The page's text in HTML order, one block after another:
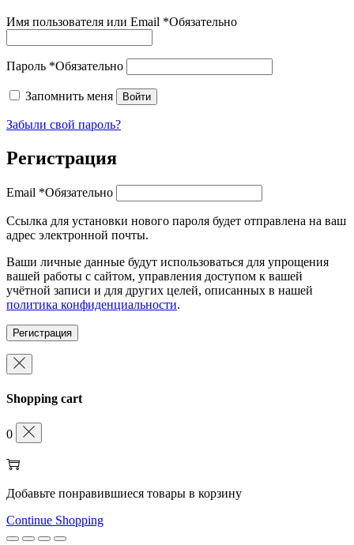
Имя пользователя или Email *Обязательно
Пароль *Обязательно
Запомнить меня Войти
Забыли свой пароль?
Регистрация
Email *Обязательно
Ссылка для установки нового пароля будет отправлена ​​на ваш
адрес электронной почты.
Ваши личные данные будут использоваться для упрощения
вашей работы с сайтом, управления доступом к вашей
учётной записи и для других целей, описанных в нашей
политика конфиденциальности.
Регистрация
Shopping cart
0
Добавьте понравившиеся товары в корзину
Continue Shopping